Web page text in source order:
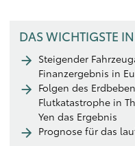
DAS WICHTIGSTE
Steigender
Finanzergebnis in
Folgen des
Flutkatastrophe in
Yen das Ergebnis
Prognose für das